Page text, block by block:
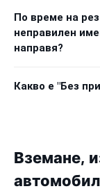
По време на
неправилен
направя?
Какво е "Без
Вземане,